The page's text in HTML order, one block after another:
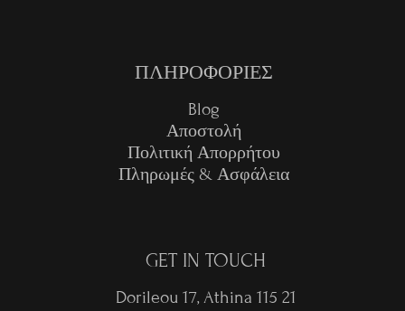
ΠΛΗΡΟΦΟΡΙΕΣ
Blog
Αποστολή
Πολιτική Απορρήτου
Πληρωμές & Ασφάλεια
GET IN TOUCH
Dorileou 17, Athina 115 21